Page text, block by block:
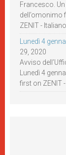
Francesco.
dell’omonimo
ZENIT - Italiano.
Lunedì 4
29, 2020
Avviso
Lunedì 4
first on ZENIT -